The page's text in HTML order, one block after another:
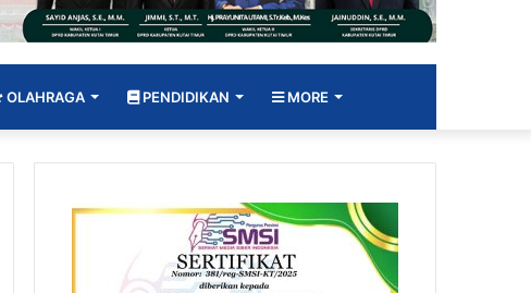
OLAHRAGA PENDIDIKAN MORE